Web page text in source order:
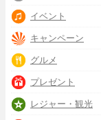
イベント
キャンペーン
グルメ
プレゼント
レジャー・観光